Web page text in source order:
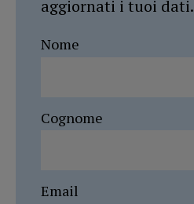
aggiornati i tuoi dati.
Nome
Cognome
Email